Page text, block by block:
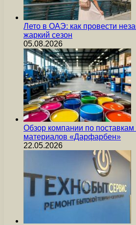
Лето в ОАЭ: как провести
жаркий сезон
05.08.2026
Обзор компании по поставкам
материалов «Дарфарбен»
22.05.2026